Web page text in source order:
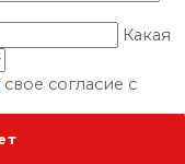
Какая
свое согласие с